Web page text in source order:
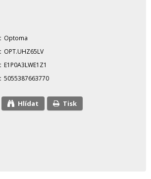
Optoma
OPT.UHZ65LV
E1P0A3LWE1Z1
5055387663770
Hlídat Tisk